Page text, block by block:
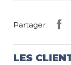
Partager
LES